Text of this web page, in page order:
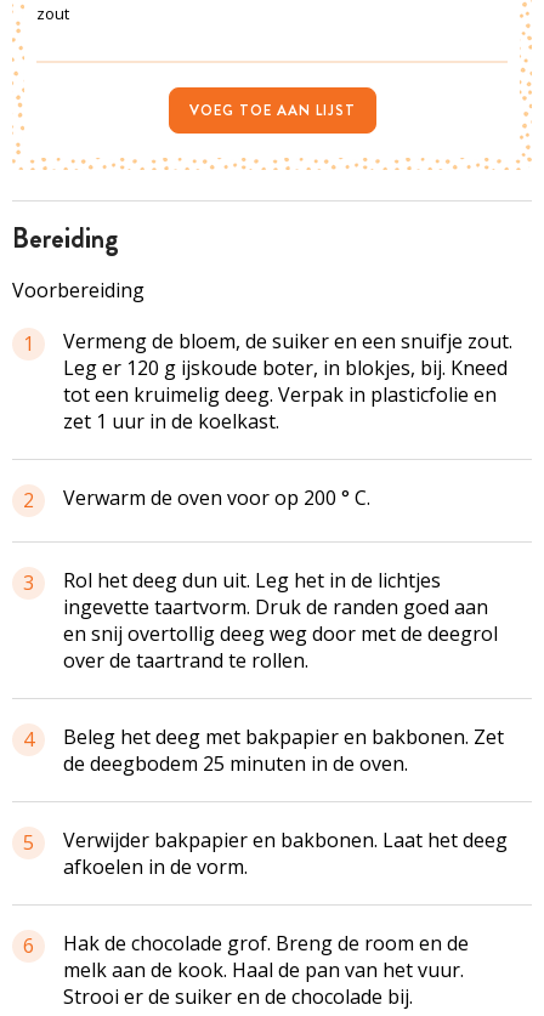
bereiding
Voorbereiding
1
Vermeng de bloem, de suiker en een snuifje zout.
Leg er 120 g ijskoude boter, in blokjes, bij. Kneed
tot een kruimelig deeg. Verpak in plasticfolie en
zet 1 uur in de koelkast.
2 Verwarm de oven voor op 200 ° C.
3
Rol het deeg dun uit. Leg het in de lichtjes
ingevette taartvorm. Druk de randen goed aan
en snij overtollig deeg weg door met de deegrol
over de taartrand te rollen.
4
Beleg het deeg met bakpapier en bakbonen. Zet
de deegbodem 25 minuten in de oven.
5
Verwijder bakpapier en bakbonen. Laat het deeg
afkoelen in de vorm.
6
Hak de chocolade grof. Breng de room en de
melk aan de kook. Haal de pan van het vuur.
Strooi er de suiker en de chocolade bij.
zout
VOEG TOE AAN LIJST